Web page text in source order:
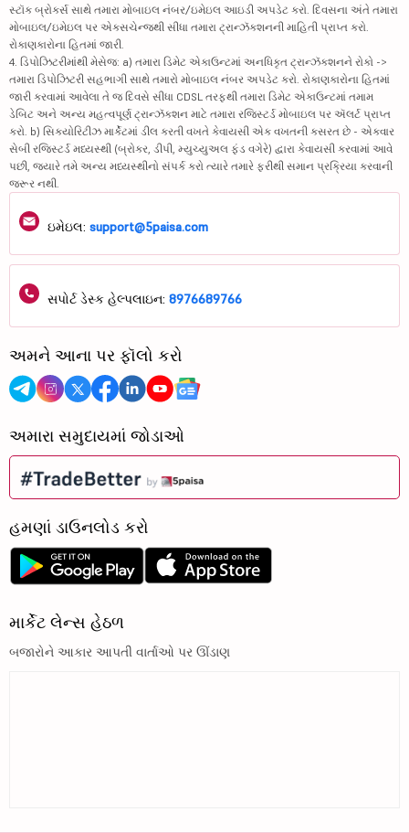
સ્ટૉક બ્રોકર્સ સાથે તમારા મોબાઇલ નંબર/ઇમેઇલ આઇડી અપડેટ કરો. દિવસના અંતે તમારા
મોબાઇલ/ઇમેઇલ પર એક્સચેન્જથી સીધા તમારા ટ્રાન્ઝૅક્શનની માહિતી પ્રાપ્ત કરો.
રોકાણકારોના હિતમાં જારી.
4. ડિપોઝિટરીમાંથી મેસેજ: a) તમારા ડિમેટ એકાઉન્ટમાં અનધિકૃત ટ્રાન્ઝૅક્શનને રોકો ->
તમારા ડિપોઝિટરી સહભાગી સાથે તમારો મોબાઇલ નંબર અપડેટ કરો. રોકાણકારોના હિતમાં
જારી કરવામાં આવેલા તે જ દિવસે સીધા CDSL તરફથી તમારા ડિમેટ એકાઉન્ટમાં તમામ
ડેબિટ અને અન્ય મહત્વપૂર્ણ ટ્રાન્ઝૅક્શન માટે તમારા રજિસ્ટર્ડ મોબાઇલ પર ઍલર્ટ પ્રાપ્ત
કરો. b) સિક્યોરિટીઝ માર્કેટમાં ડીલ કરતી વખતે કેવાયસી એક વખતની કસરત છે - એકવાર
સેબી રજિસ્ટર્ડ મધ્યસ્થી (બ્રોકર, ડીપી, મ્યુચ્યુઅલ ફંડ વગેરે) દ્વારા કેવાયસી કરવામાં આવે
પછી, જ્યારે તમે અન્ય મધ્યસ્થીનો સંપર્ક કરો ત્યારે તમારે ફરીથી સમાન પ્રક્રિયા કરવાની
જરૂર નથી.
ઇમેઇલ: support@5paisa.com
સપોર્ટ ડેસ્ક હેલ્પલાઇન: 8976689766
અમને આના પર ફૉલો કરો
અમારા સમુદાયમાં જોડાઓ
હમણાં ડાઉનલોડ કરો
માર્કેટ લેન્સ હેઠળ
બજારોને આકાર આપતી વાર્તાઓ પર ઊંડાણ